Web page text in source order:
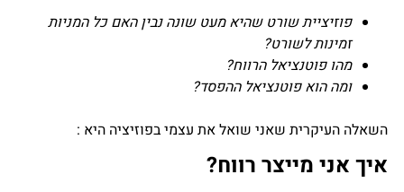
פוזיציית שורט שהיא מעט שונה נבין האם כל המניות
זמינות לשורט?
מהו פוטנציאל הרווח?
ומה הוא פוטנציאל ההפסד?
השאלה העיקרית שאני שואל את עצמי בפוזיציה היא :
איך אני מייצר רווח?